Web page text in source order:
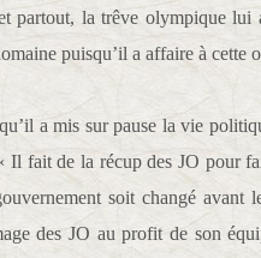
partout, la trêve olympique lui
puisqu’il a affaire à
a mis sur pause la vie
fait de la récup des JO pour
soit changé avant
des JO au profit de son